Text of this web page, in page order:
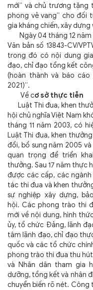
mới” và chủ trương tặng
phong vẻ vang” cho đối
gia kháng chiến, xây dựng
Ngày 04 tháng 12 năm
Văn bản số 13843-CV/
trong đó có nội dung
đạo, chỉ đạo tổng kết
(hoàn thành và báo
2021)”.
Về cơ sở thực tiễn
Luật Thi đua, khen
hội chủ nghĩa Việt Nam
tháng 11 năm 2003, có
Luật Thi đua, khen thưởng
đổi, bổ sung năm 2005
quan trọng để triển
thưởng. Sau 17 năm thực
được các cấp, các
tác thi đua và khen
sự nghiệp xây dựng,
hội. Các phong trào thi
mới về nội dung, hình
ủy, tổ chức Đảng, lãnh
tâm lãnh đạo, chỉ đạo
quốc và các tổ chức
phong trào thi đua thu
và Nhân dân tham gia
dưỡng, tổng kết và nhân
chuyển biến rõ nét.